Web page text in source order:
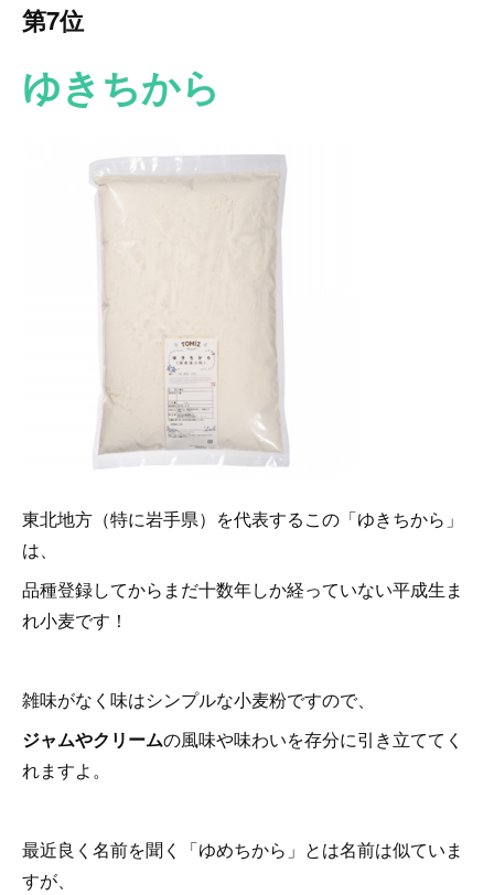
第7位
ゆきちから
東北地方（特に岩手県）を代表するこの「ゆきちから」
は、
品種登録してからまだ十数年しか経っていない平成生ま
れ小麦です！
雑味がなく味はシンプルな小麦粉ですので、
ジャムやクリームの風味や味わいを存分に引き立ててく
れますよ。
最近良く名前を聞く「ゆめちから」とは名前は似ていま
すが、